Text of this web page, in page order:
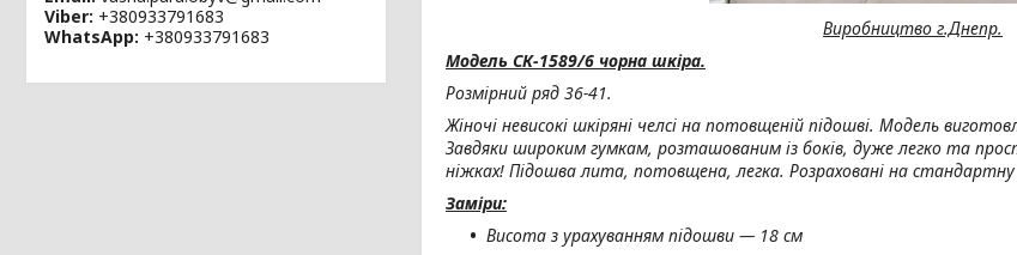
Виробництво г.Днепр.
Модель СК-1589/6 чорна шкіра.
Розмірний ряд 36-41.
Жіночі невисокі шкіряні челсі на потовщеній підошві. Модель
Завдяки широким гумкам, розташованим із боків, дуже легко та
ніжках! Підошва лита, потовщена, легка. Розраховані на
Заміри:
Висота з урахуванням підошви — 18 см
Viber +380933791683
WhatsApp +380933791683